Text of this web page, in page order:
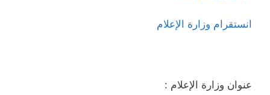
انستقرام وزارة الإعلام
عنوان وزارة الإعلام :